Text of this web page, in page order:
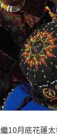
繼10月底花蓮